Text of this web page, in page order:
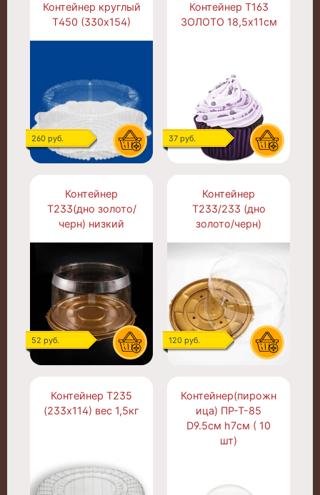
260 руб.
Контейнер круглый
Т450 (330х154)
37 руб.
Контейнер Т163
ЗОЛОТО 18,5х11см
52 руб.
Контейнер
Т233(дно золото/
черн) низкий
120 руб.
Контейнер
Т233/233 (дно
золото/черн)
Контейнер Т235
(233х114) вес 1,5кг
Контейнер(пирожн
ица) ПР-Т-85
D9.5см h7см ( 10
шт)